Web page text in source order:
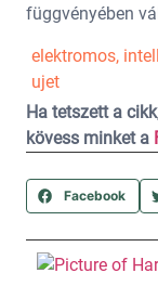
függvényében
elektromos,
ujet
Ha tetszett a
kövess minket a
Facebook